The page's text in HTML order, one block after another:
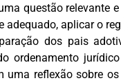
questão
adequado, aplicar o
dos pais
ordenamento
uma reflexão sobre